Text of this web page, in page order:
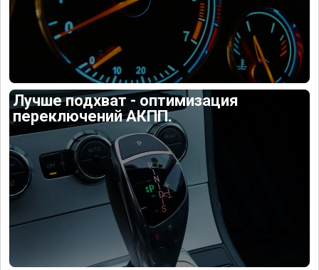
Лучше подхват - оптимизация
переключений АКПП.